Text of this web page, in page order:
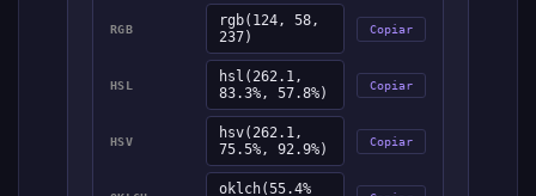
RGB
rgb(124, 58,
237)
Copiar
HSL
hsl(262.1,
83.3%, 57.8%)
Copiar
HSV
hsv(262.1,
75.5%, 92.9%)
Copiar
oklch(55.4%